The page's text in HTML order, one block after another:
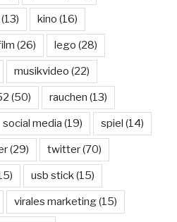
(13) kino (16)
(26) lego (28)
musikvideo (22)
(50) rauchen (13)
social media (19) spiel (14)
(29) twitter(70)
usb stick(15)
virales marketing(15)